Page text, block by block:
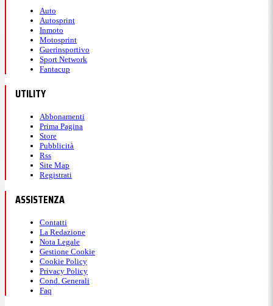
Auto
Autosprint
Inmoto
Motosprint
Guerinsportivo
Sport Network
Fantacup
UTILITY
Abbonamenti
Prima Pagina
Store
Pubblicità
Rss
Site Map
Registrati
ASSISTENZA
Contatti
La Redazione
Nota Legale
Gestione Cookie
Cookie Policy
Privacy Policy
Cond. Generali
Faq